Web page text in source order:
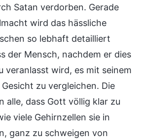
Satan verdorben. Gerade
wird das hässliche
so lebhaft detailliert
der Mensch, nachdem er dies
veranlasst wird, es mit seinem
zu vergleichen. Die
alle, dass Gott völlig klar zu
viele Gehirnzellen sie in
ganz zu schweigen von